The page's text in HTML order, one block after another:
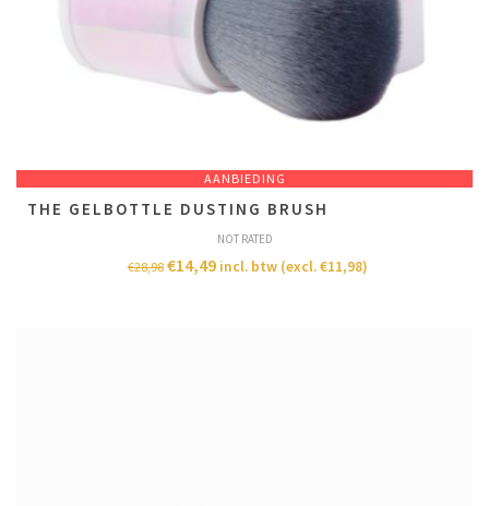
AANBIEDING
THE GELBOTTLE DUSTING BRUSH
NOT RATED
€28,98 €14,49 incl. btw (excl.€11,98)